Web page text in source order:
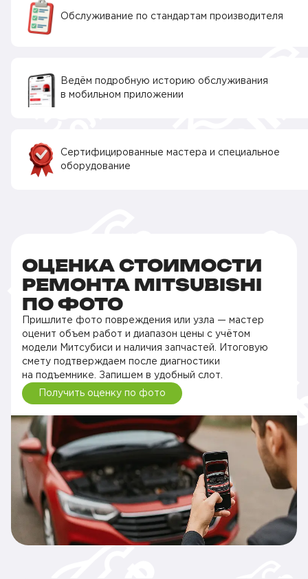
Обслуживание по стандартам производителя
Ведём подробную историю обслуживания
в мобильном приложении
Сертифицированные мастера и специальное
оборудование
ОЦЕНКА СТОИМОСТИ
РЕМОНТА MITSUBISHI
ПО ФОТО
Пришлите фото повреждения или узла — мастер
оценит объем работ и диапазон цены с учётом
модели Митсубиси и наличия запчастей. Итоговую
смету подтверждаем после диагностики
на подъемнике. Запишем в удобный слот.
Получить оценку по фото